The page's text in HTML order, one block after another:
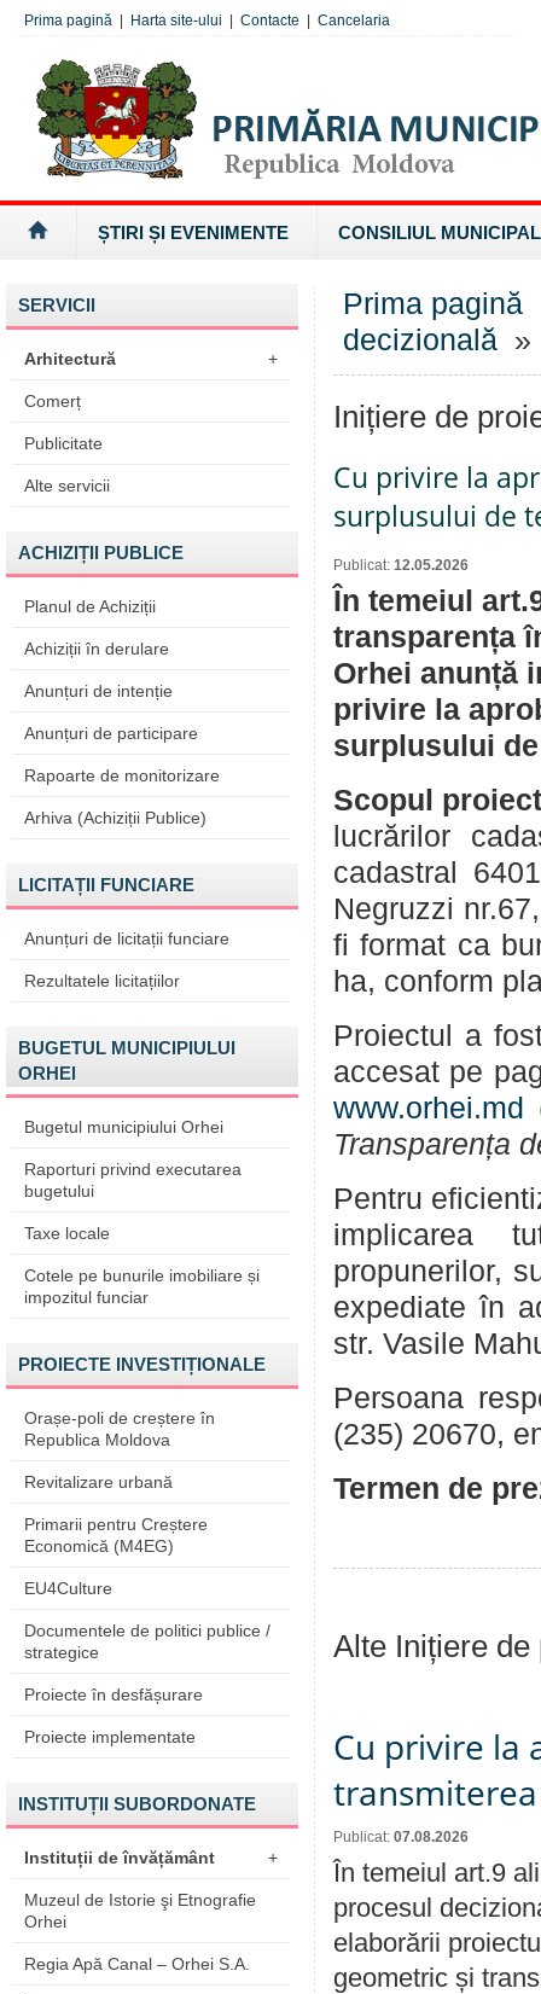
Prima pagină Harta site-ului Contacte Cancelaria
ȘTIRI ȘI EVENIMENTE CONSILIUL MUNICIPAL
SERVICII
Arhitectură +
Comerț
Publicitate
Alte servicii
ACHIZIȚII PUBLICE
Planul de Achiziții
Achiziții în derulare
Anunțuri de intenție
Anunțuri de participare
Rapoarte de monitorizare
Arhiva (Achiziții Publice)
LICITAȚII FUNCIARE
Anunțuri de licitații funciare
Rezultatele licitațiilor
BUGETUL MUNICIPIULUI
ORHEI
Bugetul municipiului Orhei
Raporturi privind executarea
bugetului
Taxe locale
Cotele pe bunurile imobiliare și
impozitul funciar
PROIECTE INVESTIȚIONALE
Orașe-poli de creștere în
Republica Moldova
Revitalizare urbană
Primarii pentru Creștere
Economică (M4EG)
EU4Culture
Documentele de politici publice /
strategice
Proiecte în desfășurare
Proiecte implementate
INSTITUȚII SUBORDONATE
Instituții de învățământ +
Muzeul de Istorie şi Etnografie
Orhei
Regia Apă Canal – Orhei S.A.
Prima pagină
decizională »
Inițiere de
Cu privire la
surplusului de
Publicat: 12.05.2026
În temeiul
transparența
Orhei anunță
privire la
surplusului
Scopul
lucrărilor
cadastral
Negruzzi
fi format ca
ha, conform
Proiectul a
accesat pe
www.orhei.md
Transparența
Pentru
implicarea
propunerilor,
expediate în
str. Vasile
Persoana
(235) 20670,
Termen de
Alte Inițiere de
Cu privire la
Publicat: 07.08.2026
În temeiul art.9
procesul
elaborării
geometric și